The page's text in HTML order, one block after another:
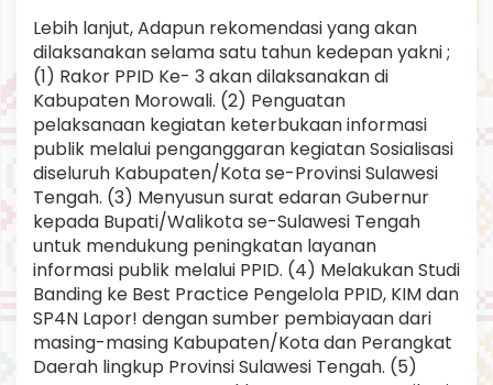
Lebih lanjut, Adapun rekomendasi yang akan
dilaksanakan selama satu tahun kedepan yakni ;
(1) Rakor PPID Ke- 3 akan dilaksanakan di
Kabupaten Morowali. (2) Penguatan
pelaksanaan kegiatan keterbukaan informasi
publik melalui penganggaran kegiatan Sosialisasi
diseluruh Kabupaten/Kota se-Provinsi Sulawesi
Tengah. (3) Menyusun surat edaran Gubernur
kepada Bupati/Walikota se-Sulawesi Tengah
untuk mendukung peningkatan layanan
informasi publik melalui PPID. (4) Melakukan Studi
Banding ke Best Practice Pengelola PPID, KIM dan
SP4N Lapor! dengan sumber pembiayaan dari
masing-masing Kabupaten/Kota dan Perangkat
Daerah lingkup Provinsi Sulawesi Tengah. (5)